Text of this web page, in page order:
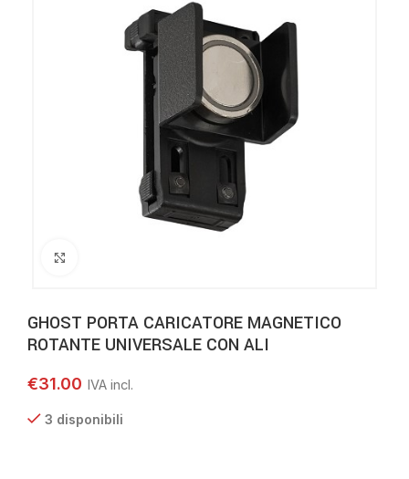
GHOST PORTA CARICATORE MAGNETICO
ROTANTE UNIVERSALE CON ALI
€31.00
3 disponibili